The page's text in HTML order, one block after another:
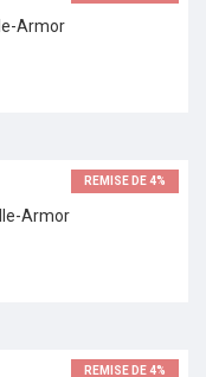
Armor
REMISE DE 4%
Armor
REMISE DE 4%